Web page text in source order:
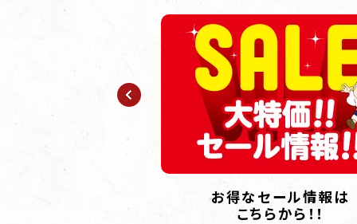
お得なセール情報は
こちらから！！